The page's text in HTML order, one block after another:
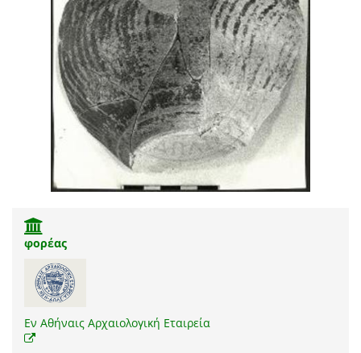
φορέας
Εν Αθήναις Αρχαιολογική Εταιρεία